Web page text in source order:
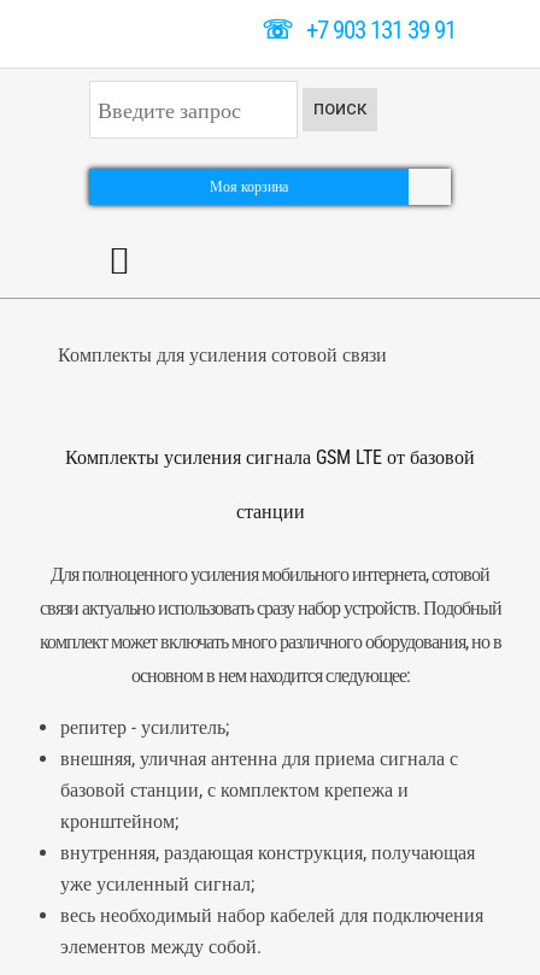
☏+7 903 131 39 91
к
а
ь
ПОИСК
Моя корзина
Комплекты для усиления сотовой связи
Комплекты усиления сигнала GSM LTE от базовой
станции
Для полноценного усиления мобильного интернета, сотовой
связи актуально использовать сразу набор устройств. Подобный
комплект может включать много различного оборудования, но в
основном в нем находится следующее:
репитер - усилитель;
внешняя, уличная антенна для приема сигнала с
базовой станции, с комплектом крепежа и
кронштейном;
внутренняя, раздающая конструкция, получающая
уже усиленный сигнал;
весь необходимый набор кабелей для подключения
элементов между собой.